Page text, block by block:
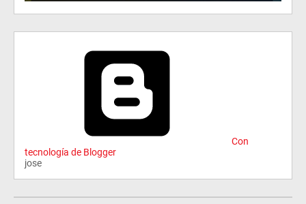
Con
tecnología de Blogger
jose